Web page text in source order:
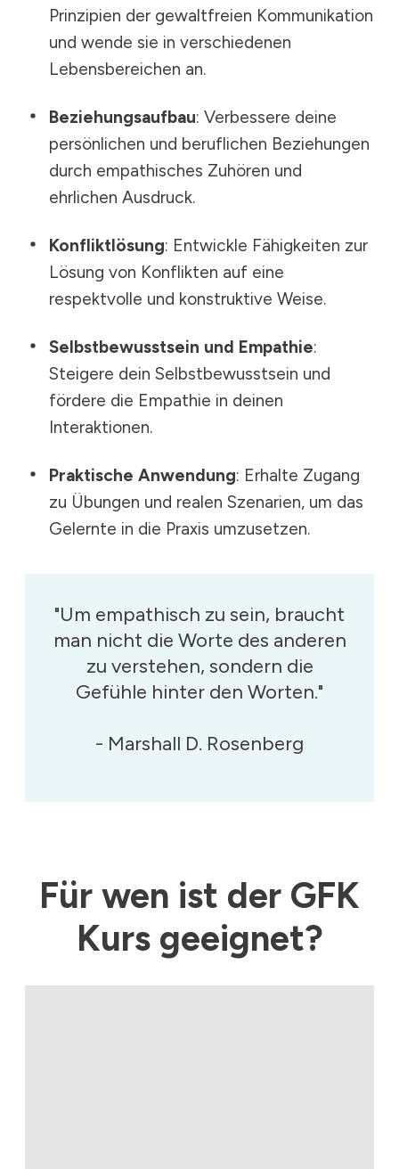
Prinzipien der gewaltfreien Kommunikation
und wende sie in verschiedenen
Lebensbereichen an.
Beziehungsaufbau: Verbessere deine
persönlichen und beruflichen Beziehungen
durch empathisches Zuhören und
ehrlichen Ausdruck.
Konfliktlösung: Entwickle Fähigkeiten zur
Lösung von Konflikten auf eine
respektvolle und konstruktive Weise.
Selbstbewusstsein und Empathie:
Steigere dein Selbstbewusstsein und
fördere die Empathie in deinen
Interaktionen.
Praktische Anwendung: Erhalte Zugang
zu Übungen und realen Szenarien, um das
Gelernte in die Praxis umzusetzen.
"Um empathisch zu sein, braucht
man nicht die Worte des anderen
zu verstehen, sondern die
Gefühle hinter den Worten."
- Marshall D. Rosenberg
Für wen ist der GFK
Kurs geeignet?